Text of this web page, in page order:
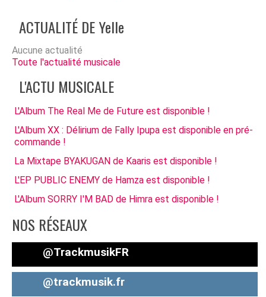
ACTUALITÉ DE Yelle
Aucune actualité
Toute l'actualité musicale
L'ACTU MUSICALE
L'Album The Real Me de Future est disponible !
L'Album XX : Délirium de Fally Ipupa est disponible en pré-
commande !
La Mixtape BYAKUGAN de Kaaris est disponible !
L'EP PUBLIC ENEMY de Hamza est disponible !
L'Album SORRY I'M BAD de Himra est disponible !
NOS RÉSEAUX
@TrackmusikFR
@trackmusik.fr